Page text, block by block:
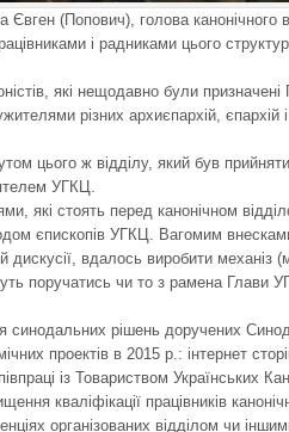
(Попович), голова канонічного
і радниками цього
які нещодавно були
різних архиєпархій, єпархій і
цього ж відділу, який був
УГКЦ.
які стоять перед канонічном
єпископів УГКЦ. Вагомим внесками
дискусії, вдалось виробити механіз
поручатись чи то з рамена Глави
синодальних рішень доручених
проектів в 2015 р.: інтернет
із Товариством Українських
кваліфікації працівників
організованих відділом чи